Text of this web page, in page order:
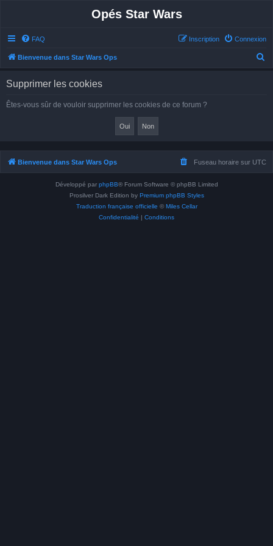
Opés Star Wars
FAQ Connexion
Inscription
Bienvenue dans Star Wars Ops
e
Supprimer les cookies
Êtes-vous sûr de vouloir supprimer les cookies de ce forum ?
Bienvenue dans Star Wars Ops Fuseau horaire sur UTC
Développé par phpBB® Forum Software © phpBB Limited
Prosilver Dark Edition by Premium phpBB Styles
Traduction française officielle © Miles Cellar
Confidentialité | Conditions